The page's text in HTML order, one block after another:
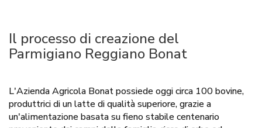
Il processo di creazione del
Parmigiano Reggiano Bonat
L'Azienda Agricola Bonat possiede oggi circa 100 bovine,
produttrici di un latte di qualità superiore, grazie a
un'alimentazione basata su fieno stabile centenario